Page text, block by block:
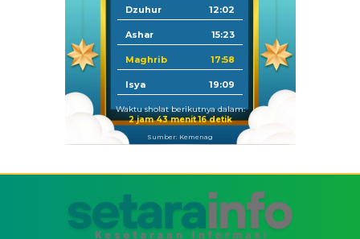
Dzuhur 12:02
Ashar 15:23
Maghrib 17:58
Isya 19:09
Waktu sholat berikutnya dalam:
2 jam 43 menit 15 detik
Sumber: Kemenag